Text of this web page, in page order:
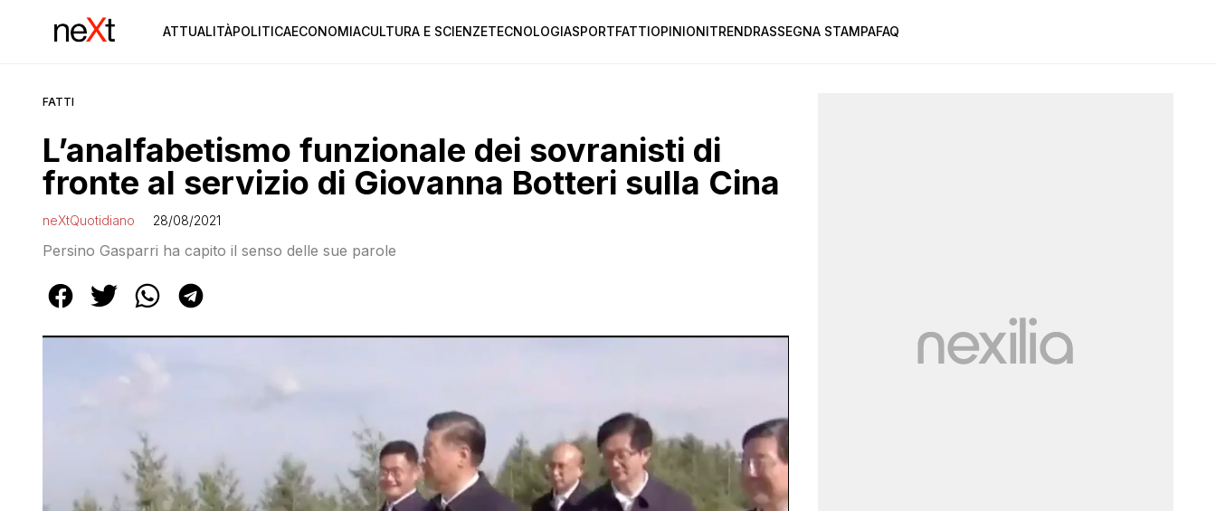
ATTUALITÀPOLITICAECONOMIACULTURA E SCIENZETECNOLOGIASPORTFATTIOPINIONITRENDRASSEGNA STAMPAFAQ
FATTI
L’analfabetismo funzionale dei sovranisti di
fronte al servizio di Giovanna Botteri sulla Cina
neXtQuotidiano 28/08/2021
Persino Gasparri ha capito il senso delle sue parole